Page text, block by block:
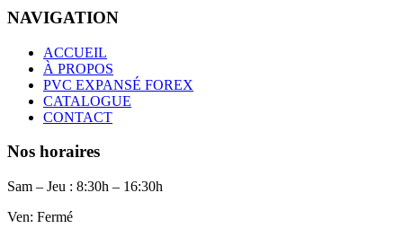
NAVIGATION
ACCUEIL
À PROPOS
PVC EXPANSÉ FOREX
CATALOGUE
CONTACT
Nos horaires
Sam – Jeu : 8:30h – 16:30h
Ven: Fermé